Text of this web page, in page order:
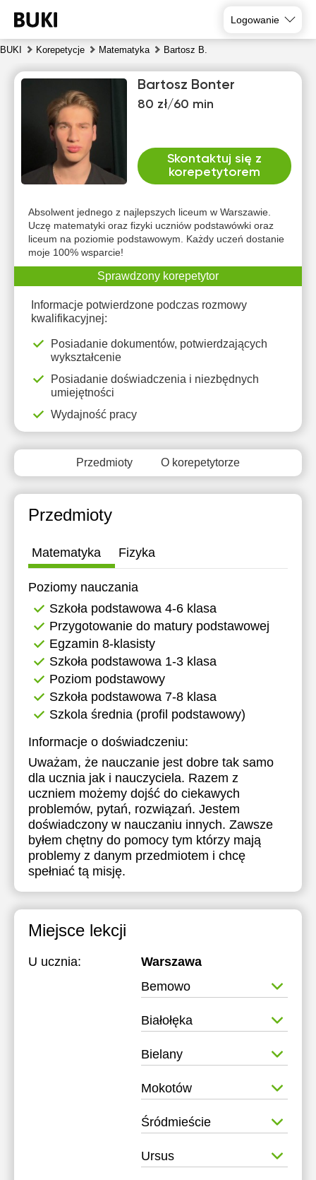
Logowanie
BUKI Korepetycje Matematyka Bartosz B.
Bartosz Bonter
80 zł/60 min
Skontaktuj się z
korepetytorem
Absolwent jednego z najlepszych liceum w Warszawie.
Uczę matematyki oraz fizyki uczniów podstawówki oraz
liceum na poziomie podstawowym. Każdy uczeń dostanie
moje 100% wsparcie!
Sprawdzony korepetytor
Informacje potwierdzone podczas rozmowy
kwalifikacyjnej:
Posiadanie dokumentów, potwierdzających
wykształcenie
Posiadanie doświadczenia i niezbędnych
umiejętności
Wydajność pracy
Przedmioty O korepetytorze
Przedmioty
Matematyka Fizyka
Poziomy nauczania
Szkoła podstawowa 4-6 klasa
Przygotowanie do matury podstawowej
Egzamin 8-klasisty
Szkoła podstawowa 1-3 klasa
Poziom podstawowy
Szkoła podstawowa 7-8 klasa
Szkola średnia (profil podstawowy)
Informacje o doświadczeniu:
Uważam, że nauczanie jest dobre tak samo
dla ucznia jak i nauczyciela. Razem z
uczniem możemy dojść do ciekawych
problemów, pytań, rozwiązań. Jestem
doświadczony w nauczaniu innych. Zawsze
byłem chętny do pomocy tym którzy mają
problemy z danym przedmiotem i chcę
spełniać tą misję.
Miejsce lekcji
U ucznia:
Warszawa
Bemowo
Białołęka
Bielany
Mokotów
Śródmieście
Ursus
8
9
10
11
12
16:00
17:00
18:00
18:30
19:00
21:00
12:00
13:00
14:00
14:30
15:00
16:00
17:00
Brak
dostępnych
terminów
Brak
terminów
Brak
terminów
Brak
terminów